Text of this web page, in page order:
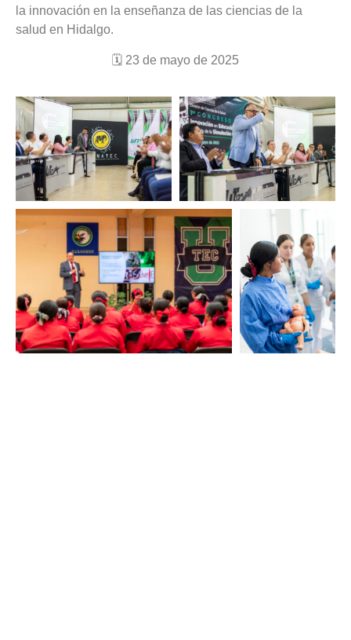
la innovación en la enseñanza de las ciencias de la
salud en Hidalgo.
🗓 23 de mayo de 2025